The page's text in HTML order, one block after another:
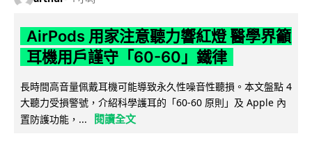
AirPods 用家注意聽力響紅燈 醫學界籲
耳機用戶謹守「60-60」鐵律
長時間高音量佩戴耳機可能導致永久性噪音性聽損。本文盤點 4
大聽力受損警號，介紹科學護耳的「60-60 原則」及 Apple 內
置防護功能，...
閱讀全文